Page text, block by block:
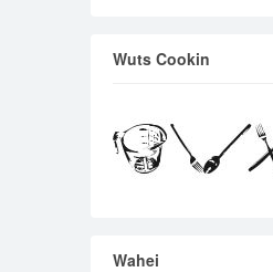
Wuts Cookin
Wahei